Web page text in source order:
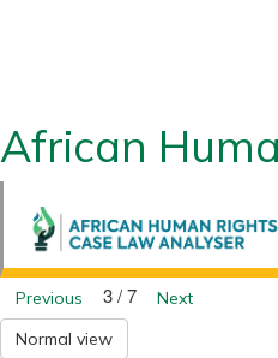
African
Previous 3 / 7
Next
Normal view